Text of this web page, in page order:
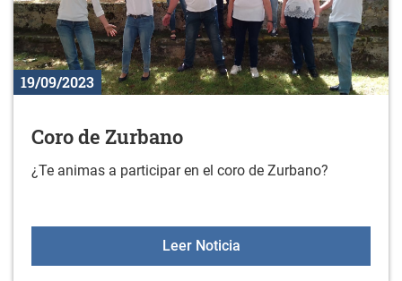
19/09/2023
Coro de Zurbano
¿Te animas a participar en el coro de Zurbano?
Leer NoticiaCoro de Zurbano